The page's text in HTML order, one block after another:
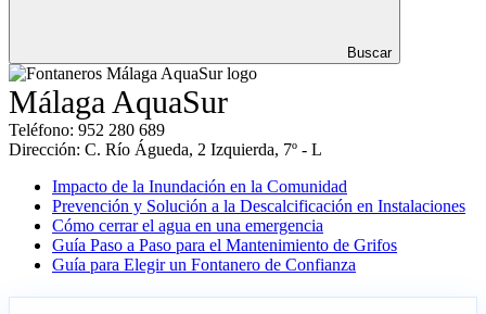
Buscar
Málaga AquaSur
Teléfono: 952 280 689
Dirección: C. Río Águeda, 2 Izquierda, 7º - L
Impacto de la Inundación en la Comunidad
Prevención y Solución a la Descalcificación en Instalaciones
Cómo cerrar el agua en una emergencia
Guía Paso a Paso para el Mantenimiento de Grifos
Guía para Elegir un Fontanero de Confianza